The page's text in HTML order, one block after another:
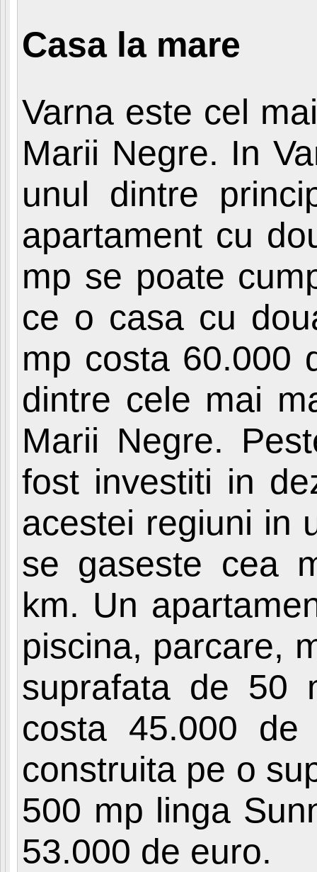
Casa la mare
Varna este cel
Marii Negre. In
unul dintre
apartament cu
mp se poate
ce o casa cu
mp costa 60.000
dintre cele mai
Marii Negre.
fost investiti in
acestei regiuni in
se gaseste cea
km. Un
piscina, parcare,
suprafata de 50
costa 45.000
construita pe o
500 mp linga
53.000 de euro.